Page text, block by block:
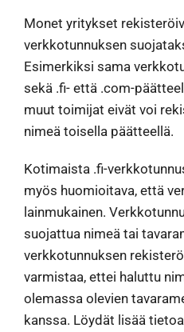
Monet yritykset
verkkotunnuksen
Esimerkiksi sama
sekä .fi- että .com-
muut toimijat eivät voi
nimeä toisella päätteellä.
Kotimaista .fi-
myös huomioitava, että
lainmukainen.
suojattua nimeä tai
verkkotunnuksen
varmistaa, ettei haluttu
olemassa olevien
kanssa. Löydät lisää